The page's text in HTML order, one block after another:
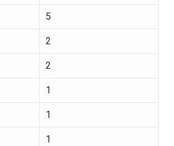
5
2
2
1
1
1